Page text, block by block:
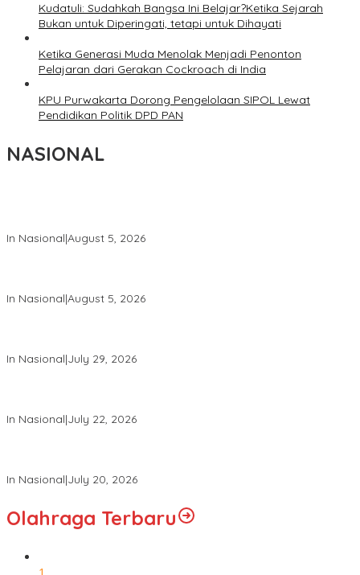
Kudatuli: Sudahkah Bangsa Ini Belajar?Ketika Sejarah
Bukan untuk Diperingati, tetapi untuk Dihayati
Ketika Generasi Muda Menolak Menjadi Penonton
Pelajaran dari Gerakan Cockroach di India
KPU Purwakarta Dorong Pengelolaan SIPOL Lewat
Pendidikan Politik DPD PAN
NASIONAL
In Nasional|August 5, 2026
In Nasional|August 5, 2026
In Nasional|July 29, 2026
In Nasional|July 22, 2026
In Nasional|July 20, 2026
Olahraga Terbaru